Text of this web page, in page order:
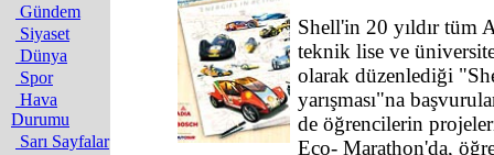
Gündem
Siyaset
Dünya
Spor
Hava
Durumu
Sarı Sayfalar
Shell'in 20 yıldır tüm
teknik lise ve
olarak düzenlediği
yarışması"na
de öğrencilerin
Eco- Marathon'da,